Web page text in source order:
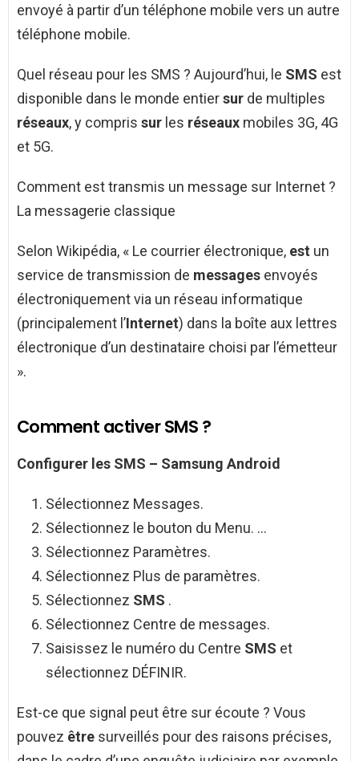
envoyé à partir d’un téléphone mobile vers un autre
téléphone mobile.
Quel réseau pour les SMS ? Aujourd’hui, le SMS est
disponible dans le monde entiersur de multiples
réseaux, y compris sur les réseaux mobiles 3G, 4G
et 5G.
Comment est transmis un message sur Internet ?
La messagerie classique
Selon Wikipédia, « Le courrier électronique, est un
service de transmission de messages envoyés
électroniquement via un réseau informatique
(principalement l’Internet) dans la boîte aux lettres
électronique d’un destinataire choisi par l’émetteur
».
Comment activer SMS ?
Configurer les SMS – Samsung Android
Sélectionnez Messages.
Sélectionnez le bouton du Menu. …
Sélectionnez Paramètres.
Sélectionnez Plus de paramètres.
Sélectionnez SMS .
Sélectionnez Centre de messages.
Saisissez le numéro du Centre SMS et
sélectionnez DÉFINIR.
Est-ce que signal peut être sur écoute ? Vous
pouvez être surveillés pour des raisons précises,